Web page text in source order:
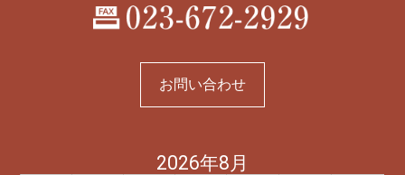
お問い合わせ
2026年8月